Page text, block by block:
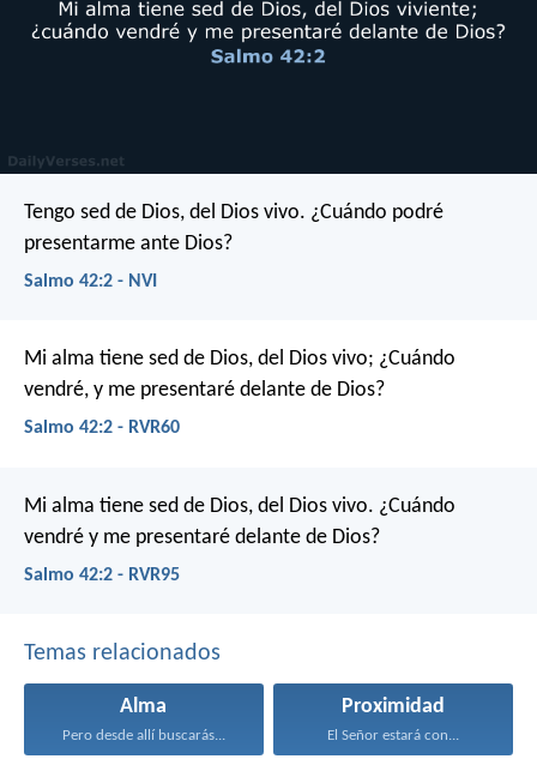
Tengo sed de Dios, del Dios vivo. ¿Cuándo podré
presentarme ante Dios?
Salmo 42:2 - NVI
Mi alma tiene sed de Dios, del Dios vivo; ¿Cuándo
vendré, y me presentaré delante de Dios?
Salmo 42:2 - RVR60
Mi alma tiene sed de Dios, del Dios vivo. ¿Cuándo
vendré y me presentaré delante de Dios?
Salmo 42:2 - RVR95
Temas relacionados
Alma
Pero desde allí buscarás...
Proximidad
El Señor estará con...